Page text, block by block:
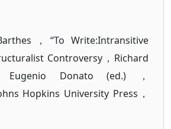
，“To Write:Intransitive
Controversy，Richard
Eugenio Donato (ed.) ，
Hopkins University Press，